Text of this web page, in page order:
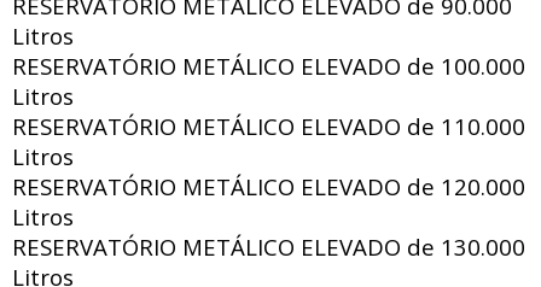
Litros
RESERVATÓRIO METÁLICO ELEVADO de 100.000
Litros
RESERVATÓRIO METÁLICO ELEVADO de 110.000
Litros
RESERVATÓRIO METÁLICO ELEVADO de 120.000
Litros
RESERVATÓRIO METÁLICO ELEVADO de 130.000
Litros